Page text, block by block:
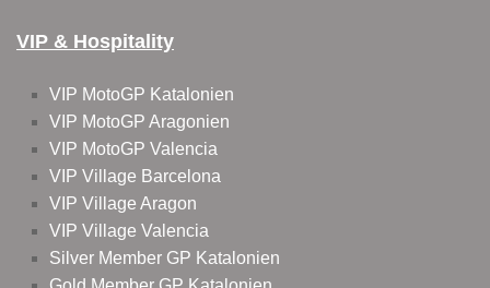
VIP & Hospitality
VIP MotoGP Katalonien
VIP MotoGP Aragonien
VIP MotoGP Valencia
VIP Village Barcelona
VIP Village Aragon
VIP Village Valencia
Silver Member GP Katalonien